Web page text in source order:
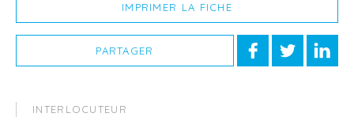
IMPRIMER LA FICHE
PARTAGER
INTERLOCUTEUR